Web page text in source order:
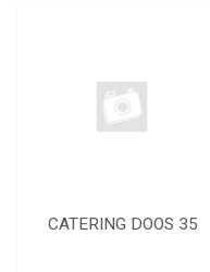
CATERING DOOS 35